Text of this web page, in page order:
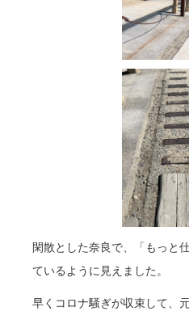
閑散とした奈良で、「もっと
ているように見えました。
早くコロナ騒ぎが収束して、